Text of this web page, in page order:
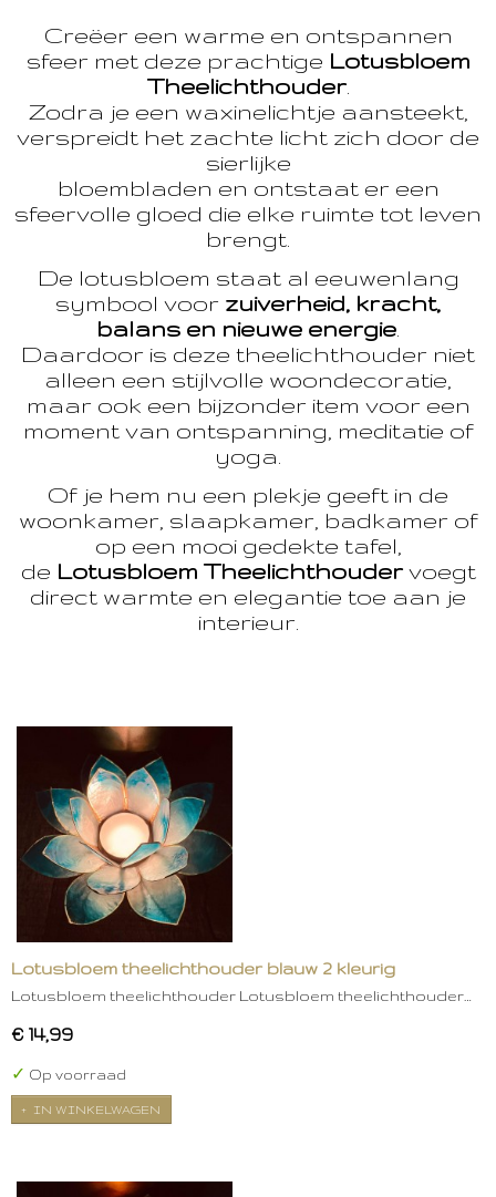
Creëer een warme en ontspannen
sfeer met deze prachtige Lotusbloem
Theelichthouder.
Zodra je een waxinelichtje aansteekt,
verspreidt het zachte licht zich door de
sierlijke
bloembladen en ontstaat er een
sfeervolle gloed die elke ruimte tot leven
brengt.
De lotusbloem staat al eeuwenlang
symbool voor zuiverheid, kracht,
balans en nieuwe energie
Daardoor is deze theelichthouder niet
alleen een stijlvolle woondecoratie,
maar ook een bijzonder item voor een
moment van ontspanning, meditatie of
yoga.
Of je hem nu een plekje geeft in de
woonkamer, slaapkamer, badkamer of
op een mooi gedekte tafel,
de Lotusbloem Theelichthoudervoegt
direct warmte en elegantie toe aan je
interieur.
Lotusbloem theelichthouder blauw 2 kleurig
Lotusbloem theelichthouder Lotusbloem theelichthouder…
€ 14,99
✓ Op voorraad
IN WINKELWAGEN